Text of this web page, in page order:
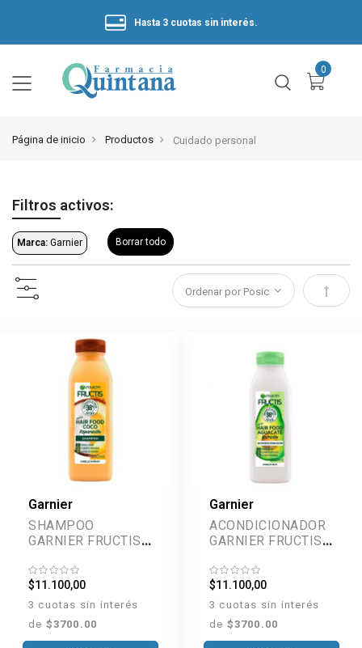
Hasta 3 cuotas sin interés.
Página de inicio Productos Cuidado personal
Filtros activos:
Marca: Garnier Borrar todo
Garnier
SHAMPOO
GARNIER FRUCTIS
300ML
$11.100,00
3 cuotas sin interés
de $3700.00
Garnier
ACONDICIONADOR
GARNIER FRUCTIS
AGUACATE 300ML
$11.100,00
3 cuotas sin interés
de $3700.00